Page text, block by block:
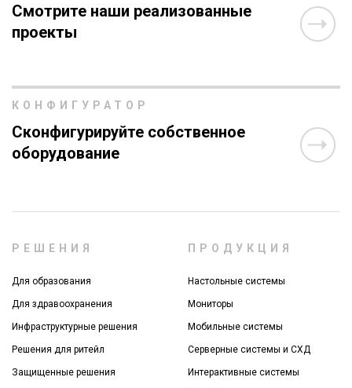
Смотрите наши реализованные
проекты
КОНФИГУРАТОР
Сконфигурируйте собственное
оборудование
РЕШЕНИЯ
Для образования
Для здравоохранения
Инфраструктурные решения
Решения для ритейл
Защищенные решения
ПРОДУКЦИЯ
Настольные системы
Мониторы
Мобильные системы
Серверные системы и СХД
Интерактивные системы